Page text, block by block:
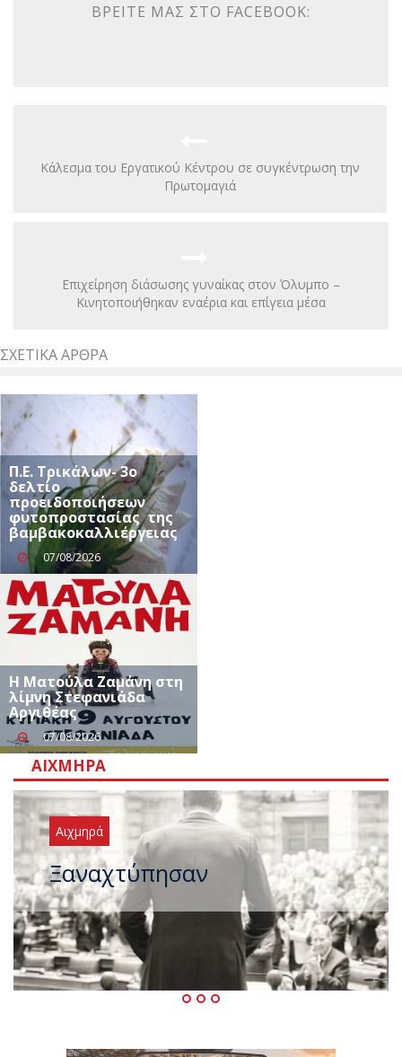
ΒΡΕΊΤΕ ΜΑΣ ΣΤΟ FACEBOOK:
Κάλεσμα του Εργατικού Κέντρου σε συγκέντρωση την
Πρωτομαγιά
Eπιχείρηση διάσωσης γυναίκας στον Όλυμπο –
Κινητοποιήθηκαν εναέρια και επίγεια μέσα
ΣΧΕΤΙΚΆ ΆΡΘΡΑ
Π.Ε. Τρικάλων- 3ο
δελτίο
προειδοποιήσεων
φυτοπροστασίας της
βαμβακοκαλλιέργειας
07/08/2026
Η Ματούλα Ζαμάνη στη
λίμνη Στεφανιάδα
Αργιθέας
07/08/2026
ΑΙΧΜΗΡΆ
Αιχμηρά
Μεταγραφικός «πυρετός» στο
ΠΑΣΟΚ μετά το καλοκαίρι